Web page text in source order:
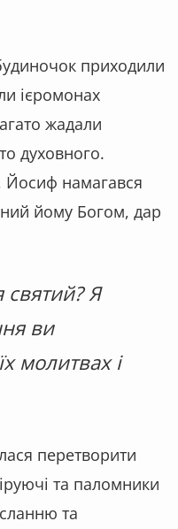
приходили
ієромонах
жадали
духовного.
Йосиф намагався
йому Богом, дар
Я
ви
молитвах і
перетворити
та паломники
та